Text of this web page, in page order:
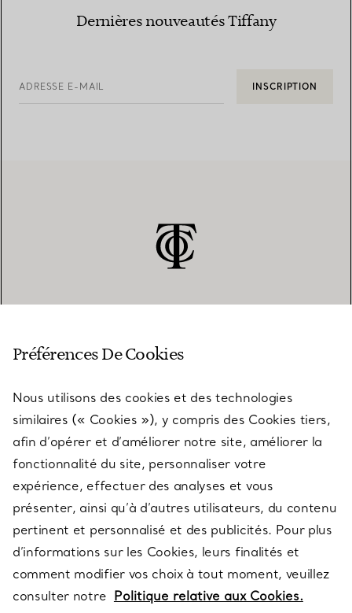
Dernières nouveautés Tiffany
ADRESSE E-MAIL INSCRIPTION
SERVICES
À PROPOS
QUESTIONS LÉGALES
SUIVEZ-NOUS
Préférences De Cookies
Nous utilisons des cookies et des technologies
similaires (« Cookies »), y compris des Cookies tiers,
afin d’opérer et d’améliorer notre site, améliorer la
fonctionnalité du site, personnaliser votre
expérience, effectuer des analyses et vous
présenter, ainsi qu’à d’autres utilisateurs, du contenu
pertinent et personnalisé et des publicités. Pour plus
d’informations sur les Cookies, leurs finalités et
comment modifier vos choix à tout moment, veuillez
consulter notre Politique relative aux Cookies.